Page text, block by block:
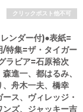
クリックポスト他不可
ンダー付)●表紙=
特集=ザ・タイガー
ラビア=石原裕次
進一、都はるみ、
舟木一夫、橋幸
ス、ヴィレッジ・
ズ、ジャッキー吉